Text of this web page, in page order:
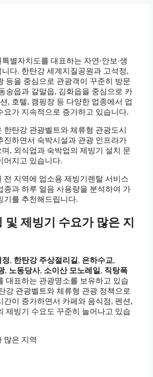
별자치도를 대표하는 자연·안보·생
다. 한탄강 세계지질공원과 고석정,
등을 중심으로 관광객이 꾸준히 방문
송읍과 갈말읍, 김화읍을 중심으로 카
, 호텔, 캠핑장 등 다양한 업종에서 업
요가 지속적으로 증가하고 있습니다.
한탄강 관광벨트와 체류형 관광도시
진하면서 숙박시설과 관광 인프라가
, 외식업과 숙박업의 제빙기 설치 문
어지고 있습니다.
전 지역에 업소용 제빙기렌탈 서비스
종과 하루 얼음 사용량을 분석하여 가
기를 추천해드립니다.
및 제빙기 수요가 많은 지
정, 한탄강 주상절리길 , 은하수교,
, 노동당사, 소이산 모노레일 , 직탕폭
대표하는 관광명소를 보유하고 있습
강 관광벨트와 체류형 관광 정책으로
간이 증가하면서 카페와 음식점, 펜션,
제빙기 수요도 꾸준히 늘어나고 있습
많은 지역